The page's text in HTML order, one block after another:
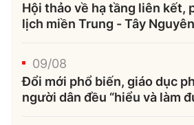
Hội thảo về hạ tầng liên kết,
lịch miền Trung - Tây Nguyên
09/08
Đổi mới phổ biến, giáo dục
người dân đều “hiểu và làm